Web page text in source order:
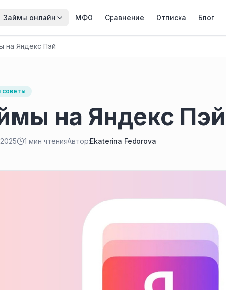
Займы онлайн МФО Сравнение Отписка Блог
на Яндекс Пэй
советы
на Яндекс Пэй
1 мин чтенияАвтор:Ekaterina Fedorova